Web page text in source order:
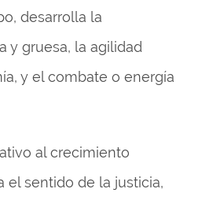
desarrolla la
y gruesa, la agilidad
y el combate o energía
al crecimiento
el sentido de la justicia,